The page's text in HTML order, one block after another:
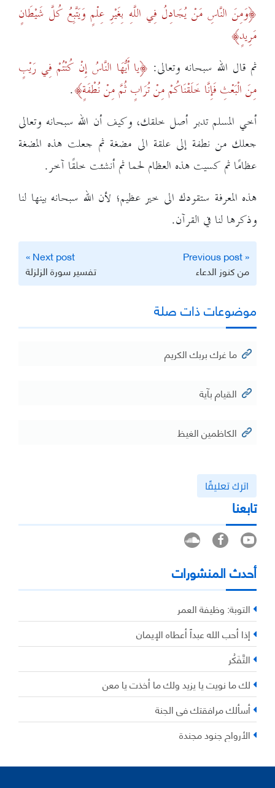
وَمِنَ النَّاسِ مَنْ يُجَادِلُ فِي اللَّهِ بِغَيْرِ عِلْمٍ وَيَتَّبِعُ كُلَّ شَيْطَانٍ
مَرِيدٍ
ثم قال الله سبحانه وتعالى:
يا أَيُّهَا النَّاسُ إِنْ كُنْتُمْ فِي رَيْبٍ
مِنَ الْبَعْثِ فَإِنَّا خَلَقْنَاكُمْ مِنْ تُرَابٍ ثُمَّ مِنْ نُطْفَةٍ .
أخي المسلم تدبر أصل خلقك، وكيف أن الله سبحانه وتعالى
جعلك من نطفة إلى علقة الى مضغة ثم جعلت هذه المضغة
عظامًا ثم كسيت هذه العظام لحما ثم أنشئت خلقًا آخر.
هذه المعرفة ستقودك الى خير عظيم؛ لأن الله سبحانه بينها لنا
وذكرها لنا في القرآن.
تصفّح
المقالات
« Previous post
من كنوز الدعاء
Next post »
تفسير سورة الزلزلة
موضوعات ذات صلة
ما غرك بربك الكريم
القيام بآية
الكاظمين الغيظ
اترك تعليقًا
تابعنا
أحدث المنشورات
التوبة: وظيفة العمر
إذا أحب الله عبداً أعطاه الإيمان
التَّفَكُر
لك ما نويت يا يزيد ولك ما أخذت يا معن
أسألك مرافقتك في الجنة
الأرواح جنود مجندة